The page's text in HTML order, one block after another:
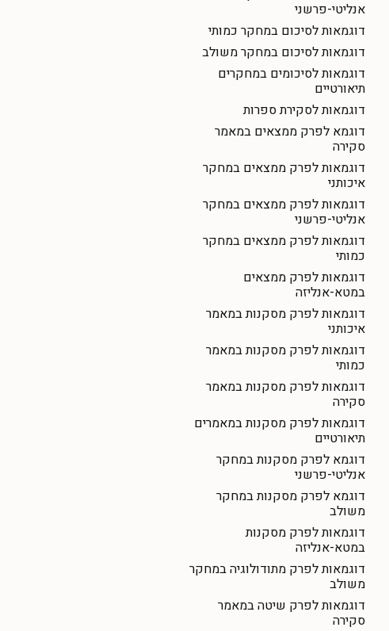
אנליטי-פרשני
דוגמאות לסיכום במחקר כמותי
דוגמאות לסיכום במחקר משולב
דוגמאות לסיכומים במחקרים
תיאורטיים
דוגמאות לסקירת ספרות
דוגמא לפרק ממצאים במאמר
סקירה
דוגמאות לפרק ממצאים במחקר
איכותני
דוגמאות לפרק ממצאים במחקר
אנליטי-פרשני
דוגמאות לפרק ממצאים במחקר
כמותי
דוגמאות לפרק ממצאים
במטא-אנליזה
דוגמאות לפרק מסקנות במאמר
איכותני
דוגמאות לפרק מסקנות במאמר
כמותי
דוגמאות לפרק מסקנות במאמר
סקירה
דוגמאות לפרק מסקנות במאמרים
תיאורטיים
דוגמא לפרק מסקנות במחקר
אנליטי-פרשני
דוגמא לפרק מסקנות במחקר
משולב
דוגמאות לפרק מסקנות
במטא-אנליזה
דוגמאות לפרק מתודולוגיה במחקר
משולב
דוגמאות לפרק שיטה במאמר
סקירה